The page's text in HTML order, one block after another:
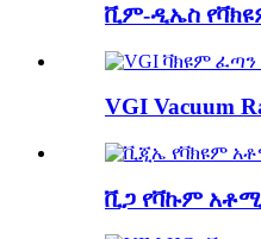
ቪም-ዲኤስ
VGI Vacuum
ቪጋ የቫኩም